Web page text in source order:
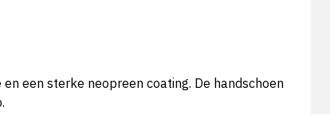
een sterke neopreen coating. De handschoen